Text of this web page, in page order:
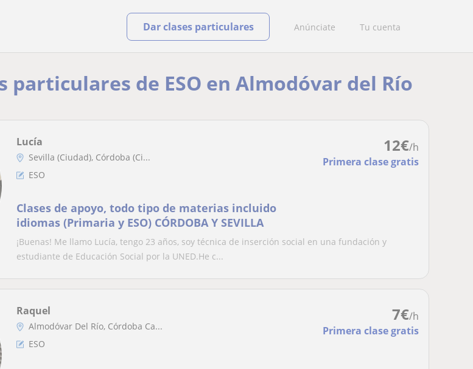
Anúnciate Tu cuenta
Dar clases particulares
de ESO en Almodóvar del Río
12€/h
Primera clase gratis
Lucía
Sevilla (Ciudad), Córdoba (Ci...
ESO
Clases de apoyo, todo tipo de materias incluido
idiomas (Primaria y ESO) CÓRDOBA Y SEVILLA
¡Buenas! Me llamo Lucía, tengo 23 años, soy técnica de inserción social en una fundación y
estudiante de Educación Social por la UNED.He c...
7€/h
Primera clase gratis
Raquel
Almodóvar Del Río, Córdoba Ca...
ESO